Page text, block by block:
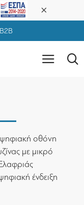
B2B
ψηφιακή οθόνη
με μικρό
ένδειξη